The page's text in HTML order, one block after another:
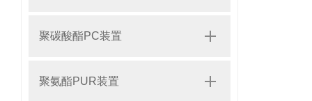
聚碳酸酯PC装置
聚氨酯PUR装置